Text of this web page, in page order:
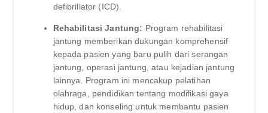
defibrillator (ICD).
Rehabilitasi Jantung: Program rehabilitasi
jantung memberikan dukungan komprehensif
kepada pasien yang baru pulih dari serangan
jantung, operasi jantung, atau kejadian jantung
lainnya. Program ini mencakup pelatihan
olahraga, pendidikan tentang modifikasi gaya
hidup, dan konseling untuk membantu pasien